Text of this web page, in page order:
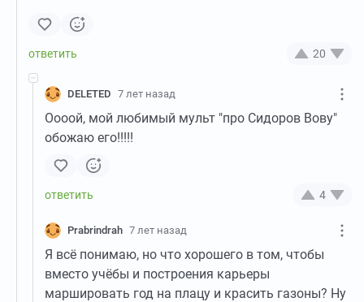
20
DELETED 7 лет назад
Оооой, мой любимый мульт "про Сидоров Вову"
обожаю его!!!!!
4
Prabrindrah 7 лет назад
Я всё понимаю, но что хорошего в том, чтобы
вместо учёбы и построения карьеры
маршировать год на плацу и красить газоны? Ну